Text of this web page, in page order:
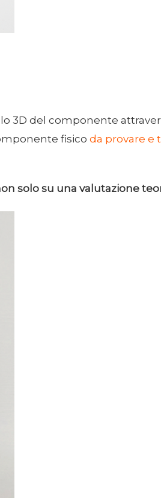
3D del componente
fisico da provare e
solo su una valutazione